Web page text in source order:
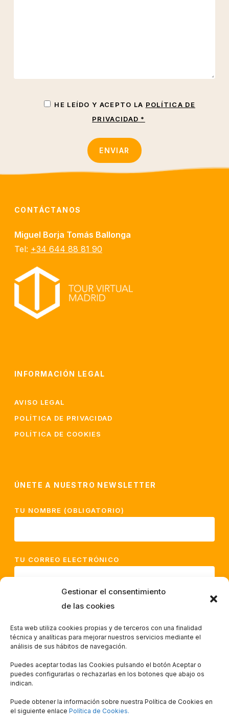
Gestionar el consentimiento
de las cookies
Esta web utiliza cookies propias y de terceros con una finalidad
técnica y analíticas para mejorar nuestros servicios mediante el
análisis de sus hábitos de navegación.
Puedes aceptar todas las Cookies pulsando el botón Aceptar o
puedes configurarlas o rechazarlas en los botones que abajo os
indican.
Puede obtener la información sobre nuestra Política de Cookies en
el siguiente enlace Política de Cookies.
HE LEÍDO Y ACEPTO LA POLÍTICA DE
PRIVACIDAD *
CONTÁCTANOS
Miguel Borja Tomás Ballonga
Tel: +34 644 88 81 90
INFORMACIÓN LEGAL
AVISO LEGAL
POLÍTICA DE PRIVACIDAD
POLÍTICA DE COOKIES
ÚNETE A NUESTRO NEWSLETTER
TU NOMBRE (OBLIGATORIO)
TU CORREO ELECTRÓNICO
HE LEÍDO Y ACEPTO LA